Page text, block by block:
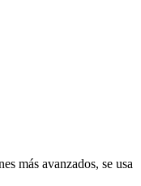
más avanzados, se usa